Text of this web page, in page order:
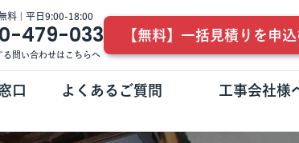
料 | 平日9:00-18:00
479-033
る問い合わせはこちらへ
【無料】一括見積りを申込
口 よくあるご質問 工事会社様